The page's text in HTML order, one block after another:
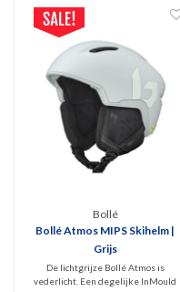
Bollé
Bollé Atmos MIPS Skihelm |
Grijs
De lichtgrijze Bollé Atmos is
vederlicht. Een degelijke InMould